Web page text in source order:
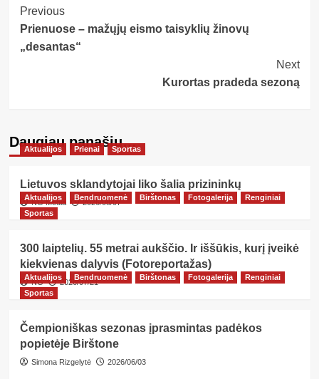
Post
Navigation
Previous
Prienuose – mažųjų eismo taisyklių žinovų
„desantas“
Next
Kurortas pradeda sezoną
Daugiau panašių…
Aktualijos Prienai Sportas
Lietuvos sklandytojai liko šalia prizininkų
NG Media 2026/08/07
Aktualijos Bendruomenė Birštonas Fotogalerija
Renginiai
Sportas
300 laiptelių. 55 metrai aukščio. Ir iššūkis, kurį įveikė
kiekvienas dalyvis (Fotoreportažas)
NG 2026/07/21
Aktualijos Bendruomenė Birštonas Fotogalerija
Renginiai
Sportas
Čempioniškas sezonas įprasmintas padėkos
popietėje Birštone
Simona Rizgelytė 2026/06/03